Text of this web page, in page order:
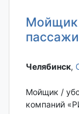
Мойщик
Челябинск‎,
Мойщик /
компаний